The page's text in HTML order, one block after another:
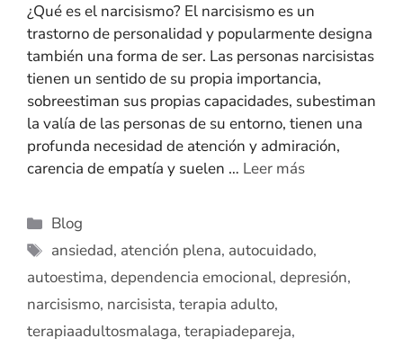
¿Qué es el narcisismo? El narcisismo es un
trastorno de personalidad y popularmente designa
también una forma de ser. Las personas narcisistas
tienen un sentido de su propia importancia,
sobreestiman sus propias capacidades, subestiman
la valía de las personas de su entorno, tienen una
profunda necesidad de atención y admiración,
carencia de empatía y suelen … Leer más
Blog
ansiedad, atención plena, autocuidado,
autoestima, dependencia emocional, depresión,
narcisismo, narcisista, terapia adulto,
terapiaadultosmalaga, terapiadepareja,